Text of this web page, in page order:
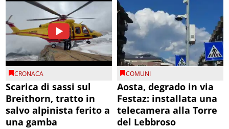
CRONACA
Scarica di sassi sul
Breithorn, tratto in
salvo alpinista ferito a
una gamba
COMUNI
Aosta, degrado in via
Festaz: installata una
telecamera alla Torre
del Lebbroso